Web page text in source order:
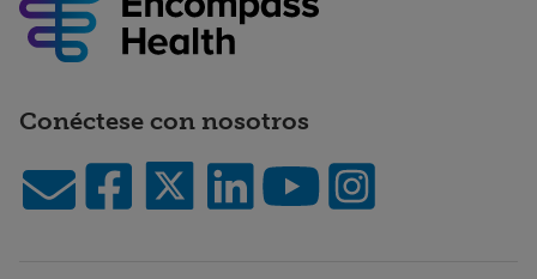
Conéctese con nosotros